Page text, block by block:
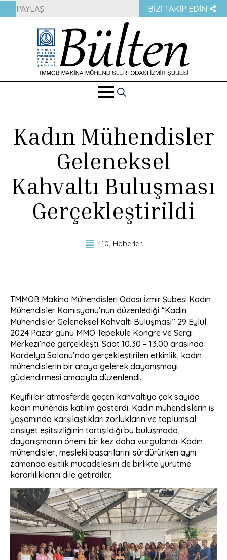
PAYLAŞ BIZI TAKIP EDIN
Search
Kadın Mühendisler
Geleneksel
Kahvaltı Buluşması
Gerçekleştirildi
410 Haberler
TMMOB Makina Mühendisleri Odası İzmir Şubesi Kadın
Mühendisler Komisyonu’nun düzenlediği “Kadın
Mühendisler Geleneksel Kahvaltı Buluşması” 29 Eylül
2024 Pazar günü MMO Tepekule Kongre ve Sergi
Merkezi’nde gerçekleşti. Saat 10.30 – 13.00 arasında
Kordelya Salonu’nda gerçekleştirilen etkinlik, kadın
mühendislerin bir araya gelerek dayanışmayı
güçlendirmesi amacıyla düzenlendi.
Keyifli bir atmosferde geçen kahvaltıya çok sayıda
kadın mühendis katılım gösterdi. Kadın mühendislerin iş
yaşamında karşılaştıkları zorlukların ve toplumsal
cinsiyet eşitsizliğinin tartışıldığı bu buluşmada,
dayanışmanın önemi bir kez daha vurgulandı. Kadın
mühendisler, mesleki başarılarını sürdürürken aynı
zamanda eşitlik mücadelesini de birlikte yürütme
kararlılıklarını dile getirdiler.